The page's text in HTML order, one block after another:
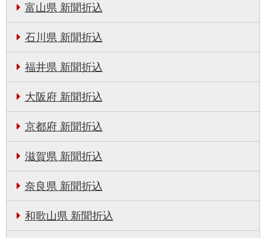
富山県 新聞折込
石川県 新聞折込
福井県 新聞折込
大阪府 新聞折込
京都府 新聞折込
滋賀県 新聞折込
奈良県 新聞折込
和歌山県 新聞折込